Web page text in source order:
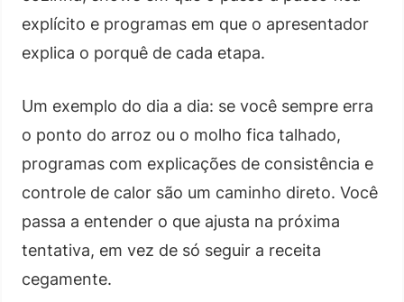
explícito e programas em que o apresentador
explica o porquê de cada etapa.
Um exemplo do dia a dia: se você sempre erra
o ponto do arroz ou o molho fica talhado,
programas com explicações de consistência e
controle de calor são um caminho direto. Você
passa a entender o que ajusta na próxima
tentativa, em vez de só seguir a receita
cegamente.